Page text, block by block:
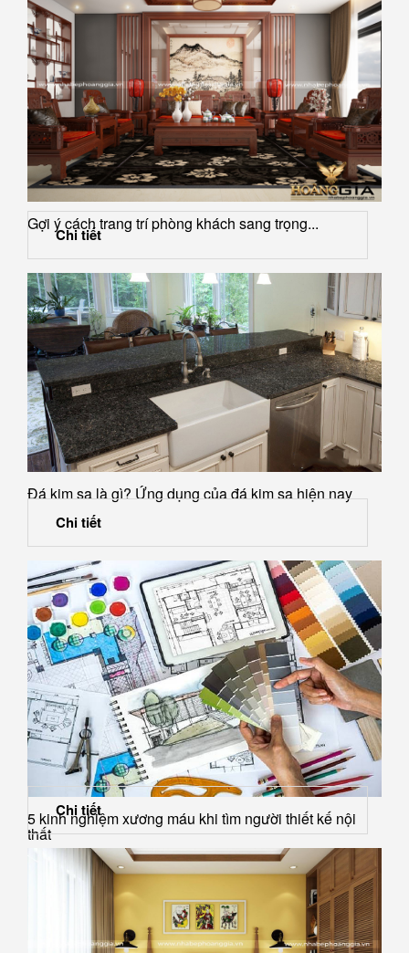
Gợi ý cách trang trí phòng khách sang trọng...
Chi tiết
Đá kim sa là gì? Ứng dụng của đá kim sa hiện nay
Chi tiết
5 kinh nghiệm xương máu khi tìm người thiết kế nội
thất
Chi tiết